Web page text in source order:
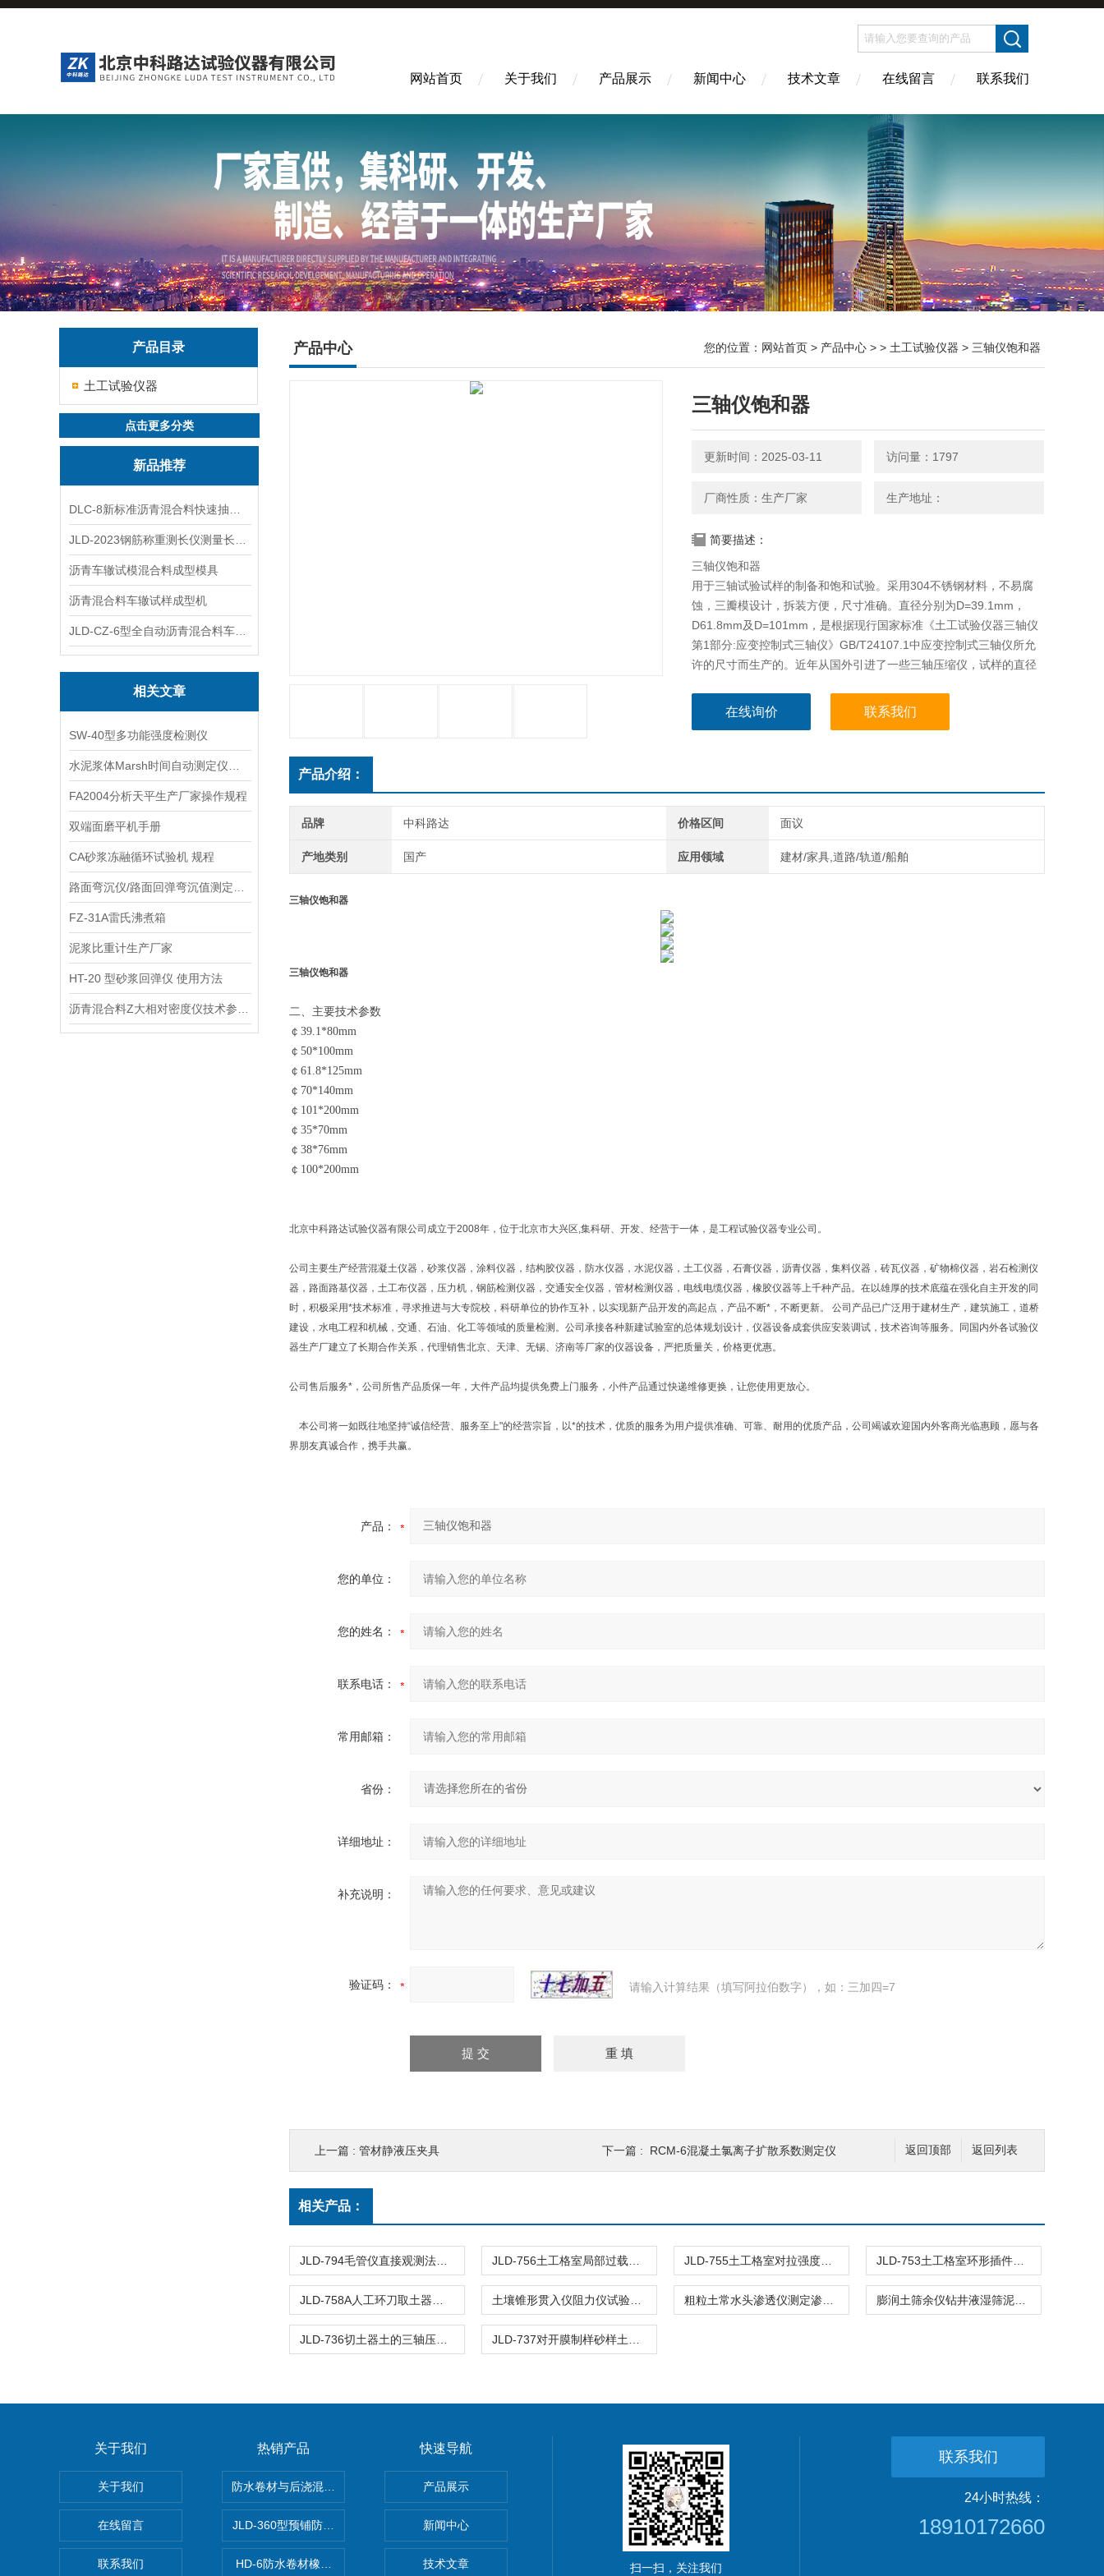
网站首页 关于我们 产品展示 新闻中心 技术文章 在线留言 联系我们
产品目录
土工试验仪器
点击更多分类
新品推荐
沥青车辙试模混合料成型模具
沥青混合料车辙试样成型机
相关文章
SW-40型多功能强度检测仪
FA2004分析天平生产厂家操作规程
双端面磨平机手册
CA砂浆冻融循环试验机 规程
FZ-31A雷氏沸煮箱
泥浆比重计生产厂家
HT-20 型砂浆回弹仪 使用方法
产品中心 您的位置： 网站首页 > 产品中心 > > 土工试验仪器 > 三轴仪饱和器
三轴仪饱和器
更新时间：2025-03-11 访问量：1797
厂商性质：生产厂家 生产地址：
简要描述：
三轴仪饱和器
用于三轴试验试样的制备和饱和试验。采用304不锈钢材料，不易腐
蚀，三瓣模设计，拆装方便，尺寸准确。直径分别为D=39.1mm，
D61.8mm及D=101mm，是根据现行国家标准《土工试验仪器三轴仪
第1部分:应变控制式三轴仪》GB/T24107.1中应变控制式三轴仪所允
许的尺寸而生产的。近年从国外引进了一些三轴压缩仪，试样的直径
在线询价 联系我们
产品介绍：
品牌 中科路达 价格区间 面议
产地类别 国产 应用领域 建材/家具,道路/轨道/船舶
三轴仪饱和器
三轴仪饱和器
二、 主要技术参数
￠ 39.1*80mm
￠ 50*100mm
￠ 61.8*125mm
￠ 70*140mm
￠ 101*200mm
￠ 35*70mm
￠ 38*76mm
￠ 100*200mm
北京中科路达试验仪器有限公司成立于2008年，位于北京市大兴区,集科研、开发、经营于一体，是工程试验仪器专业公司。
公司主要生产经营混凝土仪器，砂浆仪器，涂料仪器，结构胶仪器，防水仪器，水泥仪器，土工仪器，石膏仪器，沥青仪器，集料仪器，砖瓦仪器，矿物棉仪器，岩石检测仪
器，路面路基仪器，土工布仪器，压力机，钢筋检测仪器，交通安全仪器，管材检测仪器，电线电缆仪器，橡胶仪器等上千种产品。在以雄厚的技术底蕴在强化自主开发的同
时，积极采用*技术标准，寻求推进与大专院校，科研单位的协作互补，以实现新产品开发的高起点，产品不断*，不断更新。 公司产品已广泛用于建材生产，建筑施工，道桥
建设，水电工程和机械，交通、石油、化工等领域的质量检测。公司承接各种新建试验室的总体规划设计，仪器设备成套供应安装调试，技术咨询等服务。同国内外各试验仪
器生产厂建立了长期合作关系，代理销售北京、天津、无锡、济南等厂家的仪器设备，严把质量关，价格更优惠。
公司售后服务*，公司所售产品质保一年，大件产品均提供免费上门服务，小件产品通过快递维修更换，让您使用更放心。
本公司将一如既往地坚持“诚信经营、服务至上"的经营宗旨，以*的技术，优质的服务为用户提供准确、可靠、耐用的优质产品，公司竭诚欢迎国内外客商光临惠顾，愿与各
界朋友真诚合作，携手共赢。
产品：
您的单位：
您的姓名：
联系电话：
常用邮箱：
省份：
详细地址：
补充说明：
验证码： 请输入计算结果（填写阿拉伯数字），如：三加四=7
返回列表
返回顶部
上一篇 : 管材静液压夹具 下一篇 : RCM-6混凝土氯离子扩散系数测定仪
相关产品：
关于我们
关于我们
在线留言
联系我们
热销产品
防水卷材与后浇混凝土剥离强度试验夹具
JLD-360型预铺防水卷材抗冲击性能试验仪
HD-6防水卷材橡胶测厚仪
快速导航
产品展示
新闻中心
技术文章 扫一扫，关注我们
联系我们
24小时热线：
18910172660